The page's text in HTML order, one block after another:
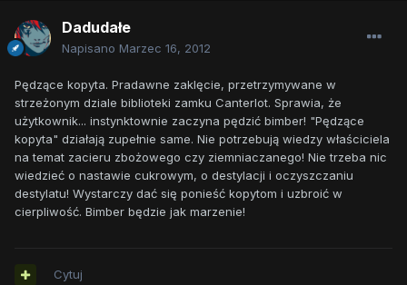
Dadudałe
Napisano Marzec 16, 2012
Pędzące kopyta. Pradawne zaklęcie, przetrzymywane w
strzeżonym dziale biblioteki zamku Canterlot. Sprawia, że
użytkownik... instynktownie zaczyna pędzić bimber! "Pędzące
kopyta" działają zupełnie same. Nie potrzebują wiedzy właściciela
na temat zacieru zbożowego czy ziemniaczanego! Nie trzeba nic
wiedzieć o nastawie cukrowym, o destylacji i oczyszczaniu
destylatu! Wystarczy dać się ponieść kopytom i uzbroić w
cierpliwość. Bimber będzie jak marzenie!
Cytuj